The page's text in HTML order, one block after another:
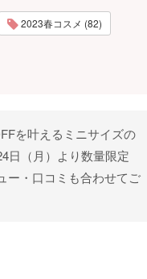
2023春コスメ (82)
を叶えるミニサイズの
日（月）より数量限定
ー・口コミも合わせてご